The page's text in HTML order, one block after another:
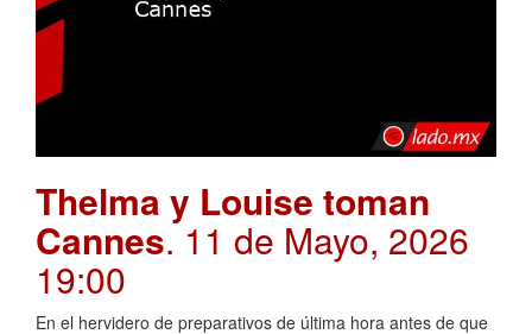
Thelma y Louise toman
Cannes. 11 de Mayo, 2026
19:00
En el hervidero de preparativos de última hora antes de que